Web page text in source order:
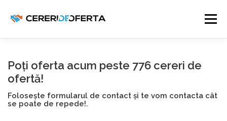
conținut
Meniu
CERERI DE OFERTĂ CONTACTEAZĂ-NE!
Poți oferta acum peste 776 cereri de
ofertă!
Folosește formularul de contact și te vom contacta cât
se poate de repede!.